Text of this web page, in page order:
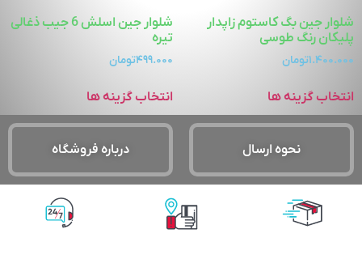
شلوار جین بگ کاستوم زاپدار
پلیکان رنگ طوسی
۱.۴۰۰.۰۰۰تومان
انتخاب گزینه ها
شلوار جین اسلش 6 جیب ذغالی
تیره
۴۹۹.۰۰۰تومان
انتخاب گزینه ها
نحوه ارسال درباره فروشگاه